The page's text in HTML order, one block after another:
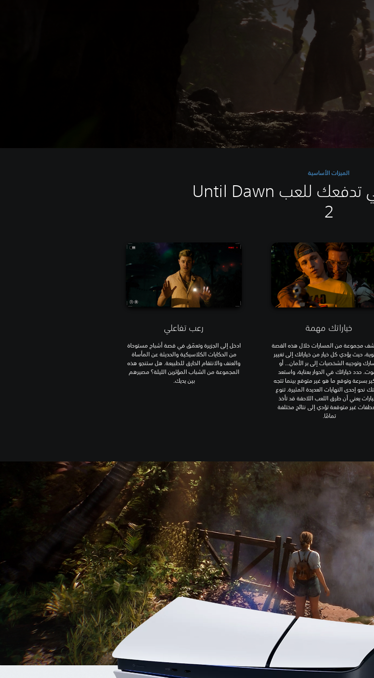
الميزات الأساسية
ما الأسباب التي تدفعك للعب Until Dawn
2
رعب تفاعلي
ادخل إلى الجزيرة وتعمّق في قصة أشباح مستوحاة
من الحكايات الكلاسيكية والحديثة عن المأساة
والعنف والانتقام الخارق للطبيعة. هل ستنجو هذه
المجموعة من الشباب المؤثرين الليلة؟ مصيرهم
بين يديك.
خياراتك مهمة
مجموعة من المسارات خلال هذه القصة
حيث يؤدي كل خيار من خياراتك إلى تغيير
وتوجيه الشخصيات إلى بر الأمان... أو
حدد خياراتك في الحوار بعناية، واستعد
بسرعة وتوقع ما هو غير متوقع بينما تتجه
نحو إحدى النهايات العديدة المثيرة. تنوع
يعني أن طرق اللعب اللاحقة قد تأخذ
غير متوقعة تؤدي إلى نتائج مختلفة
تمامًا.